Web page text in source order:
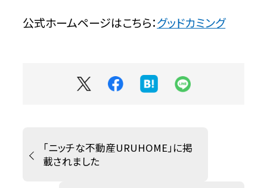
お客様の声
公式ホームページはこちら：グッドカミング
「ニッチな不動産URUHOME」に掲
載されました